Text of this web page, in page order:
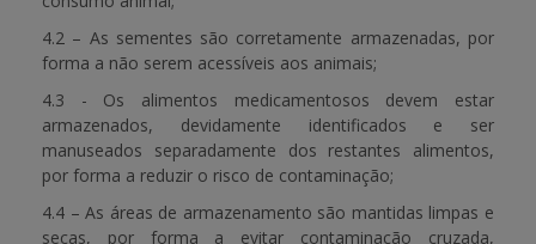
4.2 – As sementes são corretamente armazenadas, por
forma a não serem acessíveis aos animais;
4.3 - Os alimentos medicamentosos devem estar
armazenados, devidamente identificados e ser
manuseados separadamente dos restantes alimentos,
por forma a reduzir o risco de contaminação;
4.4 – As áreas de armazenamento são mantidas limpas e
secas, por forma a evitar contaminação cruzada,